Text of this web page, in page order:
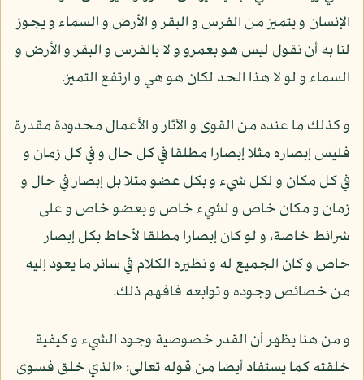
الإنسان و يتميز من الفرس و البقر و الأرض و السماء و يجوز
لنا به أن نقول ليس هو بعمرو و لا بالفرس و البقر و الأرض و
السماء و لو لا هذا الحد لكان هو هي و ارتفع التميز.
و كذلك ما عنده من القوى و الآثار و الأعمال محدودة مقدرة
فليس إبصاره مثلا إبصارا مطلقا في كل حال و في كل زمان و
في كل مكان و لكل شيء و بكل عضو مثلا بل إبصار في حال و
زمان و مكان خاص و لشيء خاص و بعضو خاص و على
شرائط خاصة، و لو كان إبصارا مطلقا لأحاط بكل إبصار
خاص و كان الجميع له و نظيره الكلام في سائر ما يعود إليه
من خصائص وجوده و توابعه فافهم ذلك.
و من هنا يظهر أن القدر خصوصية وجود الشيء و كيفية
خلقته كما يستفاد أيضا من قوله تعالى: «الذي خلق فسوى